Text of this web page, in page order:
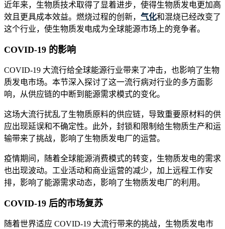
近年来，生物质技术取得了显着进步，使得生物质发电更加高
效且更具成本效益。燃烧过程的创新， 气化和混烧已经改变了
这个行业，使生物质发电成为全球能源市场上的竞争者。
COVID-19 的影响
COVID-19 大流行给全球能源行业带来了冲击，也影响了生物
质发电市场。本节深入探讨了这一流行病对行业的多方面影
响，从供应链的中断到能源需求模式的变化。
这场大流行扰乱了生物质原料的供应链，导致重要原材料的供
应出现延误和不确定性。此外，封锁和限制给生物质生产和运
输带来了挑战，影响了生物质发电厂的运营。
疫情期间，随着全球能源消费模式的转变，生物质发电的需求
也出现波动。工业活动和商业运营的减少，加上远程工作安
排，影响了能源需求动态，影响了生物质发电厂的利用。
COVID-19 后的市场复苏
随着世界适应 COVID-19 大流行带来的挑战，生物质发电市